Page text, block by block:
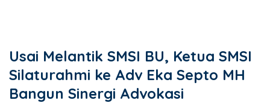
Usai Melantik SMSI BU, Ketua SMSI
Silaturahmi ke Adv Eka Septo MH
Bangun Sinergi Advokasi